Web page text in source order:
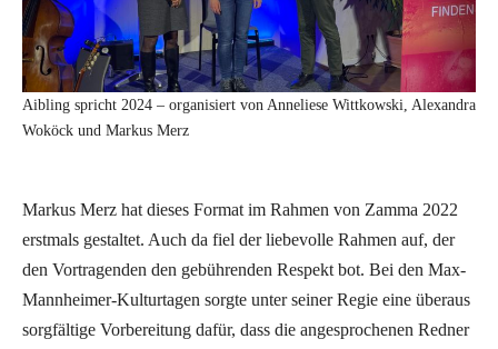
Aibling spricht 2024 – organisiert von Anneliese Wittkowski, Alexandra
Woköck und Markus Merz
Markus Merz hat dieses Format im Rahmen von Zamma 2022
erstmals gestaltet. Auch da fiel der liebevolle Rahmen auf, der
den Vortragenden den gebührenden Respekt bot. Bei den Max-
Mannheimer-Kulturtagen sorgte unter seiner Regie eine überaus
sorgfältige Vorbereitung dafür, dass die angesprochenen Redner